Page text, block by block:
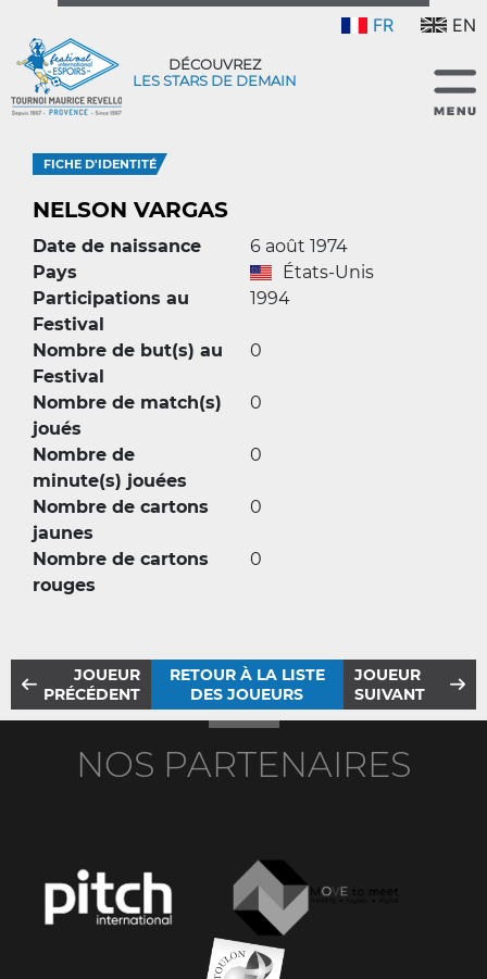
FR EN
DÉCOUVREZ
LES STARS DE DEMAIN
FICHE D'IDENTITÉ
NELSON VARGAS
Date de naissance
6 août 1974
Pays
États-Unis
Participations au
Festival
1994
Nombre de but(s) au
Festival
0
Nombre de match(s)
joués
0
Nombre de
minute(s) jouées
0
Nombre de cartons
jaunes
0
Nombre de cartons
rouges
0
JOUEUR
PRÉCÉDENT
RETOUR À LA LISTE
DES JOUEURS
JOUEUR
SUIVANT
NOS PARTENAIRES